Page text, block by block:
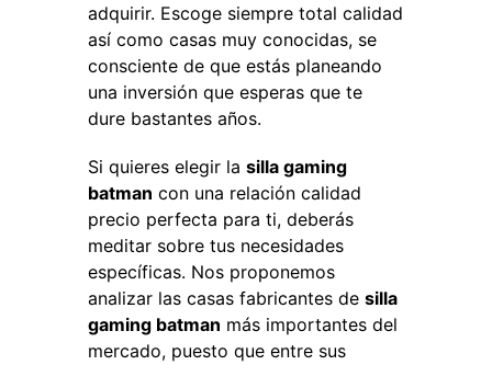
adquirir. Escoge siempre total calidad
así como casas muy conocidas, se
consciente de que estás planeando
una inversión que esperas que te
dure bastantes años.
Si quieres elegir la silla gaming
batman con una relación calidad
precio perfecta para ti, deberás
meditar sobre tus necesidades
específicas. Nos proponemos
analizar las casas fabricantes de silla
gaming batman más importantes del
mercado, puesto que entre sus